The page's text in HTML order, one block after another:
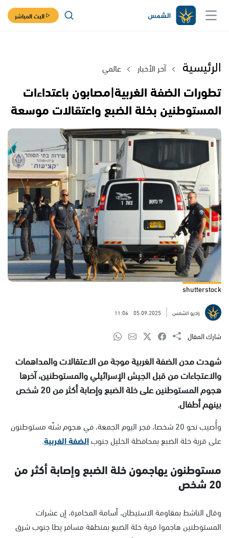
البث المباشر
الرئيسية آخر الأخبار عالمي
تطورات الضفة الغربية|مصابون باعتداءات
المستوطنين بخلة الضبع واعتقالات موسعة
shutterstock
راديو الشمس 05.09.2025
11:06
شارك المقال
شهدت مدن الضفة الغربية موجة من الاعتقالات والمداهمات
والاعتجاءات من قبل الجيش الإسرائيلي والمستوطنين، آخرها
هجوم المستوطنين على خلة الضبع وإصابة أكثر من 20 شخص
بينهم أطفال.
وأُصيب نحو 20 شخصا، فجر اليوم الجمعة، في هجوم شنّه مستوطنون
على قرية خلة الضبع بمحافظة الخليل جنوبالضفة الغربية.
مستوطنون يهاجمون خلة الضبع وإصابة أكثر من
20 شخص
وقال الناشط بمقاومة الاستيطان، أسامة المخامرة، إن عشرات
المستوطنين هاجموا قرية خلة الضبع بمنطقة مسافر يطا جنوب شرق